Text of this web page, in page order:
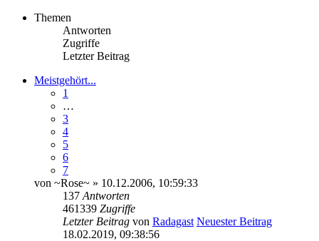
Themen
Antworten
Zugriffe
Letzter Beitrag
Meistgehört...
1
…
3
4
5
6
7
von ~Rose~ » 10.12.2006, 10:59:33
137 Antworten
461339 Zugriffe
Letzter Beitrag von Radagast Neuester Beitrag
18.02.2019, 09:38:56